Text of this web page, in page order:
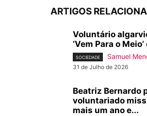
ARTIGOS
Voluntário
‘Vem Para o
SOCIEDADE Samuel
31 de Julho de 2026
Beatriz Bernardo
voluntariado
mais um ano e...